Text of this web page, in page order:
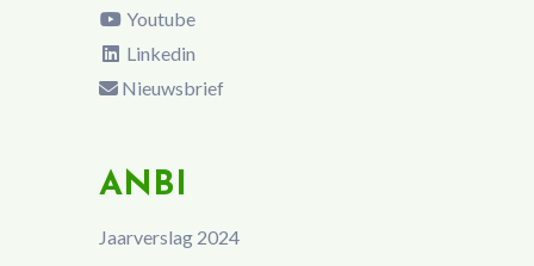
Youtube
Linkedin
Nieuwsbrief
ANBI
Jaarverslag 2024